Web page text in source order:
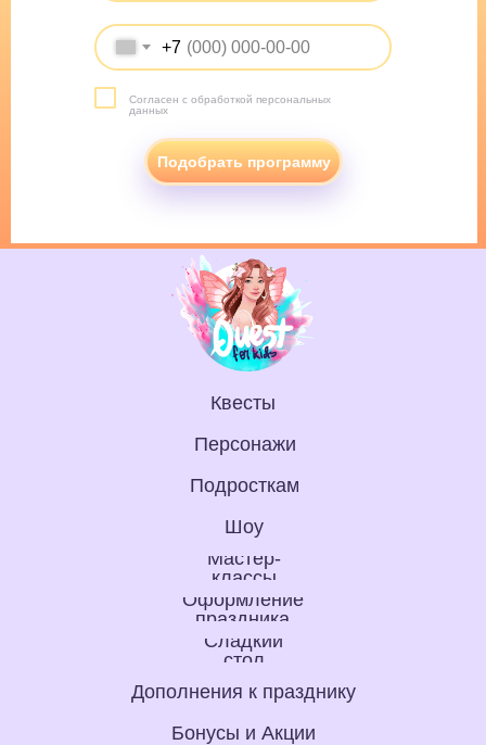
Подобрать программу
+7
Согласен с обработкой персональных
данных
Квесты
Персонажи
Подросткам
Шоу
Мастер-
классы
Оформление
праздника
Сладкий
стол
Дополнения к празднику
Бонусы и Акции